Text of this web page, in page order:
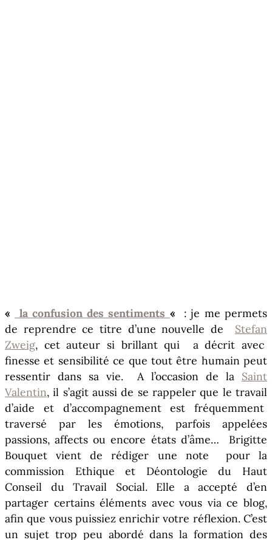
« la confusion des sentiments «
: je me permets
de reprendre ce titre d’une nouvelle de ‎ Stefan
Zweig, cet auteur si brillant qui a décrit avec
finesse et sensibilité ce que tout être humain peut
ressentir dans sa vie. A l’occasion de la Saint
Valentin, il s’agit aussi de se rappeler que le travail
d’aide et d’accompagnement est fréquemment
traversé par les émotions, parfois appelées
passions, affects ou encore états d’âme… Brigitte
Bouquet vient de rédiger une note pour la
commission Ethique et Déontologie du Haut
Conseil du Travail Social. Elle a accepté d’en
partager certains éléments avec vous via ce blog,
afin que vous puissiez enrichir votre réflexion. C’est
un sujet trop peu abordé dans la formation des